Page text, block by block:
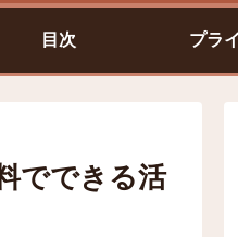
目次 プラ
でできる活